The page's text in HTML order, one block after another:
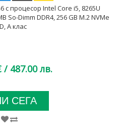
с процесор Intel Core i5, 8265U
So-Dimm DDR4, 256 GB M.2 NVMe
A клас
/ 487.00 лв.
СЕГА